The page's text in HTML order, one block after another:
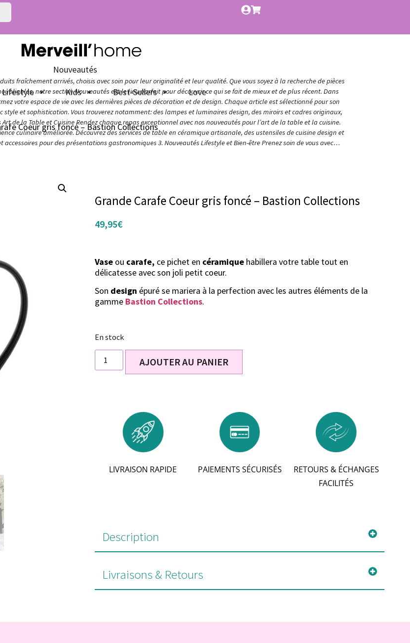
Nouveautés
fraîchement arrivés, choisis avec soin pour leur originalité et leur qualité. Que vous soyez à la recherche de pièces
notre section Nouveautés est le lieu parfait pour découvrir ce qui se fait de mieux et de plus récent. Dans
votre espace de vie avec les dernières pièces de décoration et de design. Chaque article est sélectionné pour son
et sophistication. Vous trouverez notamment: des lampes et luminaires design, des miroirs et cadres originaux,
de la Table et Cuisine Rendez chaque repas exceptionnel avec nos nouveautés pour l’art de la table et la cuisine.
culinaire améliorée. Découvrez des services de table en céramique artisanale, des ustensiles de cuisine design et
pour des présentations gastronomiques 3. Nouveautés Lifestyle et Bien-être Prenez soin de vous avec…
Lifestyle Kids Best-Sellers Love
Coeur gris foncé – Bastion Collections
Grande Carafe Coeur gris foncé – Bastion Collections
49,95€
Vase ou carafe, ce pichet en céramique habillera votre table tout en
délicatesse avec son joli petit coeur.
Son design épuré se mariera à la perfection avec les autres éléments de la
gamme Bastion Collections.
En stock
AJOUTER AU PANIER
LIVRAISON RAPIDE PAIEMENTS SÉCURISÉS
RETOURS & ÉCHANGES
FACILITÉS
Description
Livraisons & Retours